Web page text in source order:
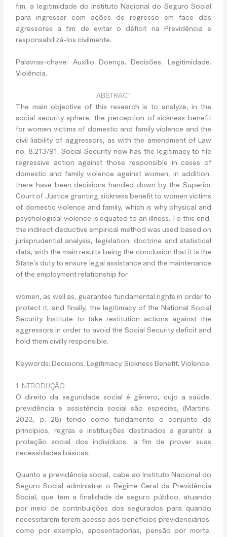
fim, a legitimidade do Instituto Nacional do Seguro Social
para ingressar com ações de regresso em face dos
agressores a fim de evitar o déficit na Previdência e
responsabilizá-los civilmente.
Palavras-chave: Auxílio Doença. Decisões. Legitimidade.
Violência.
ABSTRACT
The main objective of this research is to analyze, in the
social security sphere, the perception of sickness benefit
for women victims of domestic and family violence and the
civil liability of aggressors, as with the amendment of Law
no. 8.213/91, Social Security now has the legitimacy to file
regressive action against those responsible in cases of
domestic and family violence against women, in addition,
there have been decisions handed down by the Superior
Court of Justice granting sickness benefit to women victims
of domestic violence and family, which is why physical and
psychological violence is equated to an illness. To this end,
the indirect deductive empirical method was used based on
jurisprudential analysis, legislation, doctrine and statistical
data, with the main results being the conclusion that it is the
State’s duty to ensure legal assistance and the maintenance
of the employment relationship for
women, as well as, guarantee fundamental rights in order to
protect it, and finally, the legitimacy of the National Social
Security Institute to take restitution actions against the
aggressors in order to avoid the Social Security deficit and
hold them civilly responsible.
Keywords: Decisions. Legitimacy. Sickness Benefit. Violence.
1 INTRODUÇÃO
O direito da seguridade social é gênero, cujo a saúde,
previdência e assistência social são espécies, (Martins,
2023, p. 28) tendo como fundamento o conjunto de
princípios, regras e instituições destinados a garantir a
proteção social dos indivíduos, a fim de prover suas
necessidades básicas.
Quanto a previdência social, cabe ao Instituto Nacional do
Seguro Social administrar o Regime Geral da Previdência
Social, que tem a finalidade de seguro público, atuando
por meio de contribuições dos segurados para quando
necessitarem terem acesso aos benefícios previdenciários,
como por exemplo, aposentadorias, pensão por morte,